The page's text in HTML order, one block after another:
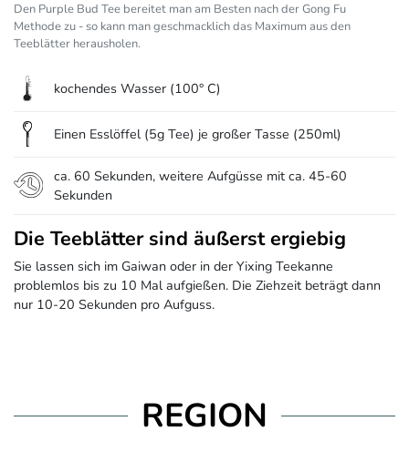
Den Purple Bud Tee bereitet man am Besten nach der Gong Fu
Methode zu - so kann man geschmacklich das Maximum aus den
Teeblätter herausholen.
kochendes Wasser (100° C)
Einen Esslöffel (5g Tee) je großer Tasse (250ml)
ca. 60 Sekunden, weitere Aufgüsse mit ca. 45-60
Sekunden
Die Teeblätter sind äußerst ergiebig
Sie lassen sich im Gaiwan oder in der Yixing Teekanne
problemlos bis zu 10 Mal aufgießen. Die Ziehzeit beträgt dann
nur 10-20 Sekunden pro Aufguss.
REGION